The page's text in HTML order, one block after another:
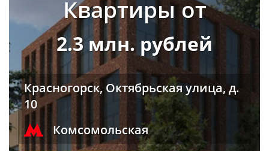
Квартиры от
2.3 млн. рублей
Красногорск, Октябрьская улица, д.
10
Комсомольская